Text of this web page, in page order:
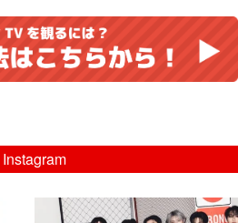
Instagram
musicjapantv